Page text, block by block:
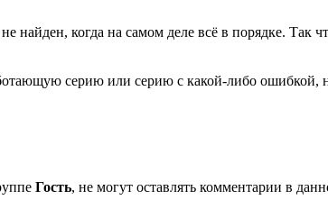
найден, когда на самом деле всё в порядке. Так
серию или серию с какой-либо ошибкой,
Гость, не могут оставлять комментарии в